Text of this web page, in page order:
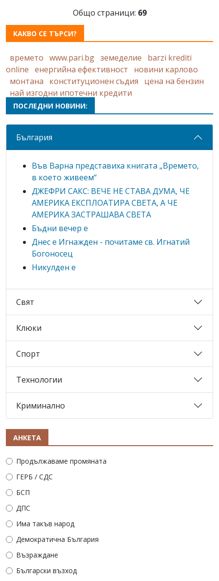
Общо страници: 69
КАКВО СЕ ТЪРСИ?
времето www.pari.bg земеделие
barzi krediti
online енергийна ефективност
новини карлово
монтана
конституционен съдия
цена на бензин
най изгодни ипотечни кредити
ПОСЛЕДНИ НОВИНИ:
България
Във Варна представиха книгата „Времето,
в което живеем“
ДЖЕФРИ САКС: ВЕЧЕ НЕ СТАВА ДУМА, ЧЕ
АМЕРИКА ЕКСПЛОАТИРА СВЕТА, А ЧЕ
АМЕРИКА ЗАСТРАШАВА СВЕТА
Бъдни вечер е
Днес е Игнажден - почитаме св. Игнатий
Богоносец
Никулден е
Свят
Клюки
Спорт
Технологии
Криминално
АНКЕТА
Продължаваме промяната
ГЕРБ / СДС
БСП
ДПС
Има такъв народ
Демократична България
Възраждане
Български възход